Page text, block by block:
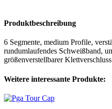
Produktbeschreibung
6 Segmente, medium Profile,
rundumlaufendes Schweißband,
größenverstellbarer
Weitere interessante Produkte: